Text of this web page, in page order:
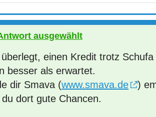
ausgewählt
einen Kredit trotz
besser als erwartet.
dir Smava (www.smava.de
)
dort gute Chancen.